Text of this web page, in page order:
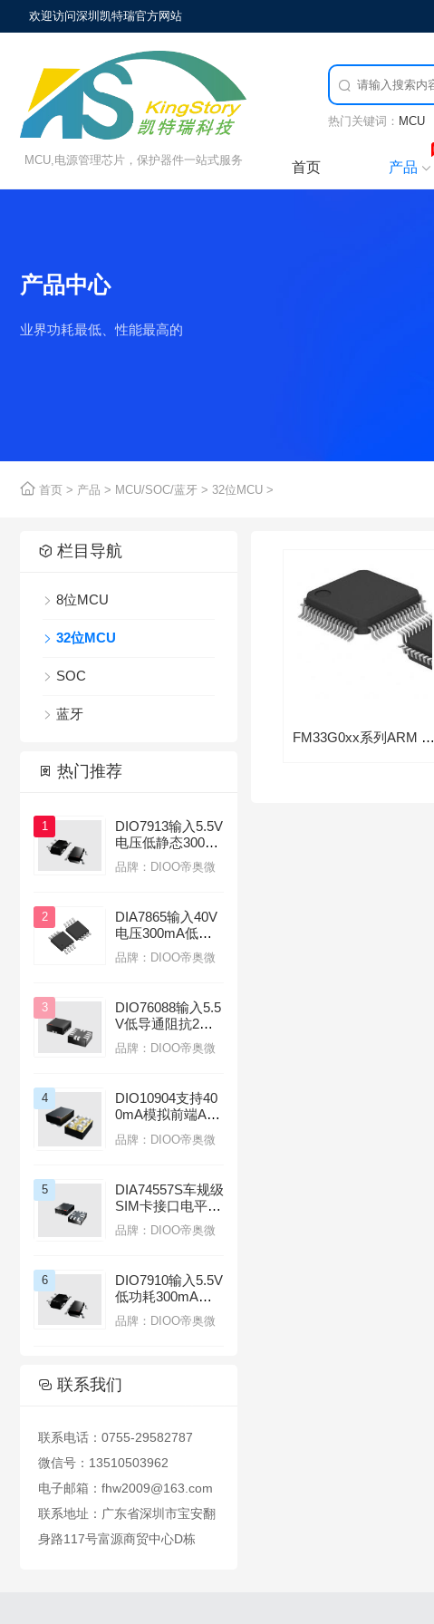
欢迎访问深圳凯特瑞官方网站
MCU,电源管理芯片，保护器件一站式服务

热门关键词： MCU
首页 产品 
产品中心
业界功耗最低、性能最高的
 首页 > 产品 > MCU/SOC/蓝牙 > 32位MCU >
 栏目导航
 8位MCU
 32位MCU
 SOC
 蓝牙
 热门推荐
1
DIO7913输入5.5V
电压低静态300m
A电流LDO线性稳
压器应用于蓝牙无
品牌：DIOO帝奥微
2
DIA7865输入40V
电压300mA低功
耗应用汽车前大灯
线性LDO稳压器
品牌：DIOO帝奥微
3
DIO76088输入5.5
V低导通阻抗2mΩ
负载开关应用于服
务器
品牌：DIOO帝奥微
4
DIO10904支持40
0mA模拟前端AFE
芯片光模块
品牌：DIOO帝奥微
5
DIA74557S车规级
SIM卡接口电平转
换芯片适用于智能
座舱
品牌：DIOO帝奥微
6
DIO7910输入5.5V
低功耗300mA线
性LDO稳压器带
热过载保护功能
品牌：DIOO帝奥微
 联系我们
联系电话：0755-29582787
微信号：13510503962
电子邮箱：fhw2009@163.com
联系地址：广东省深圳市宝安翻
身路117号富源商贸中心D栋
FM33G0xx系列ARM Cortex-M0内核的32位低功耗MCU芯片